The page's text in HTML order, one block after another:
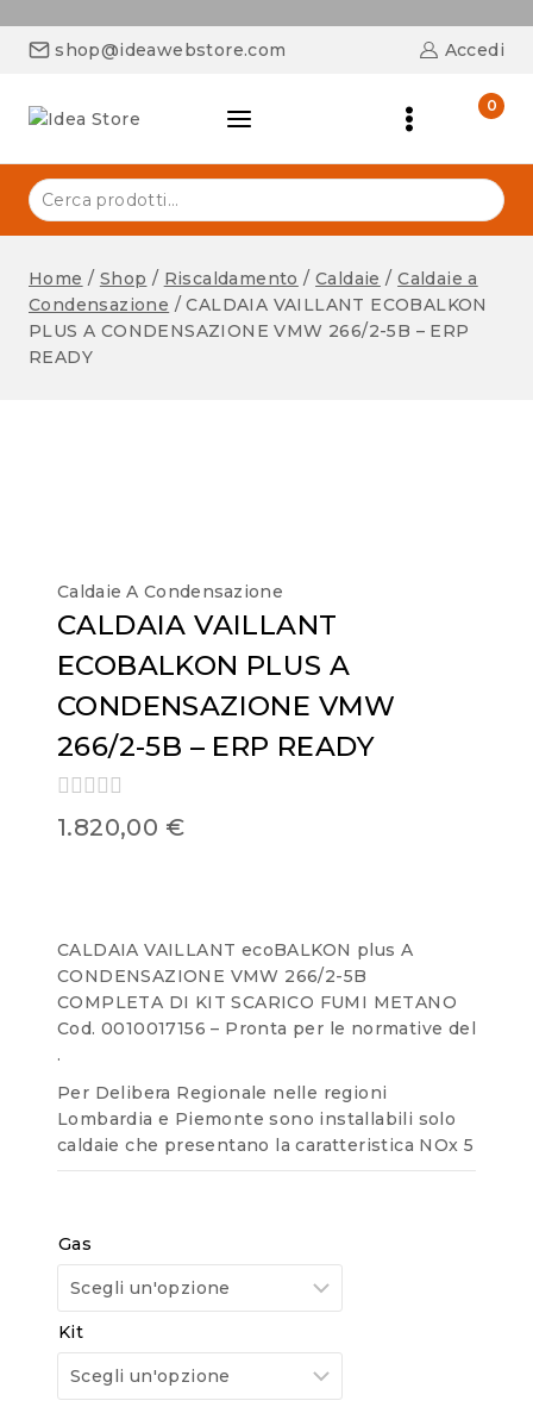
shop@ideawebstore.com Accedi
0
Home / Shop / Riscaldamento / Caldaie / Caldaie a
Condensazione / CALDAIA VAILLANT ECOBALKON
PLUS A CONDENSAZIONE VMW 266/2-5B – ERP
READY
Caldaie A Condensazione
CALDAIA VAILLANT
ECOBALKON PLUS A
CONDENSAZIONE VMW
266/2-5B – ERP READY
0
out
1.820,00 €
CALDAIA VAILLANT ecoBALKON plus A
CONDENSAZIONE VMW 266/2-5B
COMPLETA DI KIT SCARICO FUMI METANO
Cod. 0010017156 – Pronta per le normative del
.
Per Delibera Regionale nelle regioni
Lombardia e Piemonte sono installabili solo
caldaie che presentano la caratteristica NOx 5
Gas
Kit